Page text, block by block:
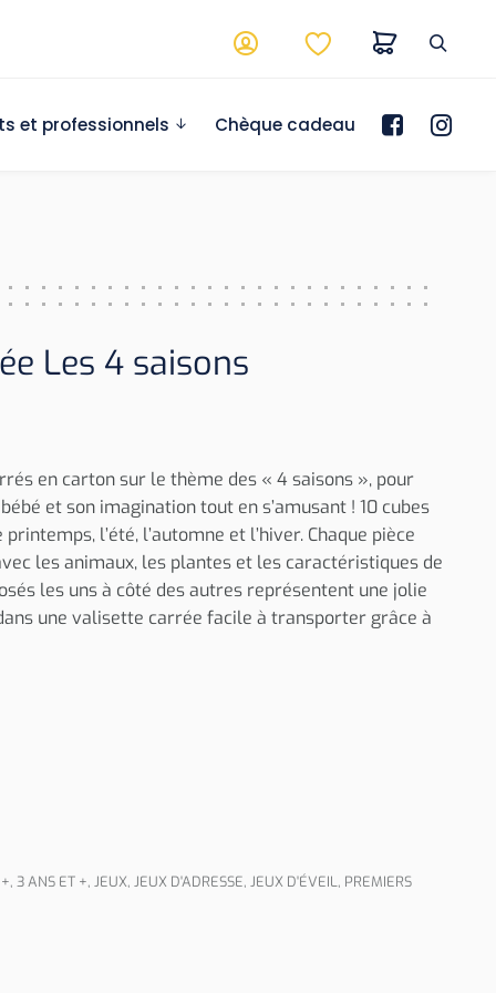
et professionnels Chèque cadeau
Les 4 saisons
en carton sur le thème des « 4 saisons », pour
et son imagination tout en s’amusant ! 10 cubes
l’été, l’automne et l’hiver. Chaque pièce
les animaux, les plantes et les caractéristiques de
les uns à côté des autres représentent une jolie
une valisette carrée facile à transporter grâce à
, 3 ANS ET +, JEUX, JEUX D'ADRESSE, JEUX D'ÉVEIL, PREMIERS